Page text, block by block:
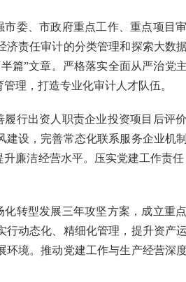
委、市政府重点工作、重点项目
责任审计的分类管理和探索大数
篇”文章。严格落实全面从严治党
理，打造专业化审计人才队伍。
行出资人职责企业投资项目后评
设，完善常态化联系服务企业机
廉洁经营水平。压实党建工作责
转型发展三年攻坚方案，成立重
动态化、精细化管理，提升资产
境。推动党建工作与生产经营深